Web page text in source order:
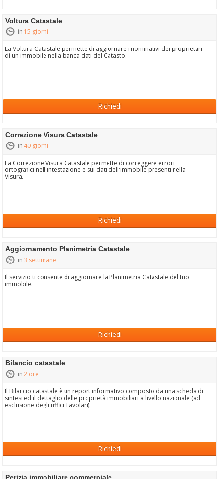
Voltura Catastale
in 15 giorni
La Voltura Catastale permette di aggiornare i nominativi dei proprietari
di un immobile nella banca dati del Catasto.
Richiedi
Correzione Visura Catastale
in 40 giorni
La Correzione Visura Catastale permette di correggere errori
ortografici nell'intestazione e sui dati dell'immobile presenti nella
Visura.
Richiedi
Aggiornamento Planimetria Catastale
in 3 settimane
Il servizio ti consente di aggiornare la Planimetria Catastale del tuo
immobile.
Richiedi
Bilancio catastale
in 2 ore
Il Bilancio catastale è un report informativo composto da una scheda di
sintesi ed il dettaglio delle proprietà immobiliari a livello nazionale (ad
esclusione degli uffici Tavolari).
Richiedi
Perizia immobiliare commerciale